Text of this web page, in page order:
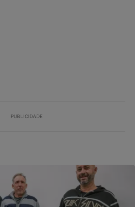
PUBLICIDADE